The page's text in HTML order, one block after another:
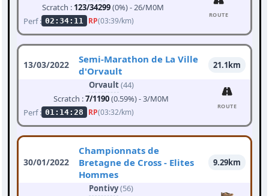
Scratch : 123/34299(0%) - 26/M0M
Perf : 02:34:11 RP(03:39/km)
ROUTE
13/03/2022
Semi-Marathon de La Ville
d'Orvault
21.1km
Orvault(44)
Scratch :7/1190(0.59%) - 3/M0M
Perf : 01:14:28 RP(03:32/km)
ROUTE
30/01/2022
Championnats de
Bretagne de Cross - Elites
Hommes
9.29km
Pontivy(56)